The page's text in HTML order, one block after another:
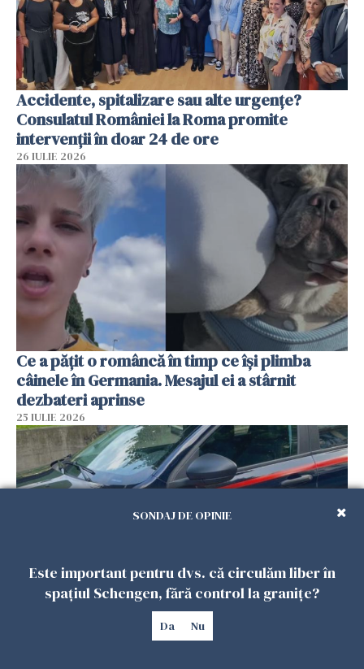
Accidente, spitalizare sau alte urgențe?
Consulatul României la Roma promite
intervenții în doar 24 de ore
26 IULIE 2026
Ce a pățit o româncă în timp ce își plimba
câinele în Germania. Mesajul ei a stârnit
dezbateri aprinse
25 IULIE 2026
Româncă din Italia, acuzată că și-a lăsat copiii
singuri în casă pentru a merge la mall. Vecinii
SONDAJ DE OPINIE
Este important pentru dvs. că circulăm liber în
spațiul Schengen, fără control la granițe?
Da Nu